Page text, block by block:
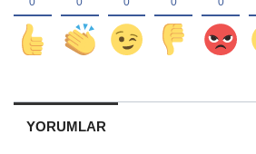
YORUMLAR